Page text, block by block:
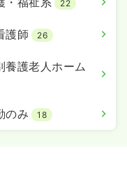
22
護師 26
養護老人ホーム
のみ 18